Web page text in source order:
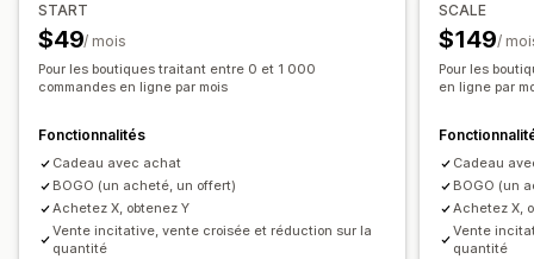
Gestion des réductions
Modèles
Conversion de devises Déclencheurs et règles
Cumul des réductions Ciblage
Balisage
Suivi
Analyses de données
START
$49/ mois
Pour les boutiques traitant entre 0 et 1 000
commandes en ligne par mois
Fonctionnalités
Cadeau avec achat
BOGO (un acheté, un offert)
Achetez X, obtenez Y
Vente incitative, vente croisée et réduction sur la
quantité
SCALE
$149/
Pour les
en ligne par
Cadeau
BOGO (un
Achetez X,
Vente
quantité